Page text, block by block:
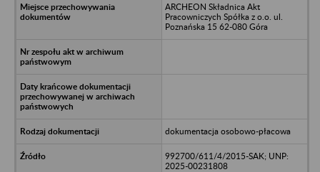
ARCHEON Składnica Akt
Pracowniczych Spółka z o.o. ul.
Poznańska 15 62-080 Góra
dokumentacja osobowo-płacowa
992700/611/4/2015-SAK; UNP:
2025-00231808